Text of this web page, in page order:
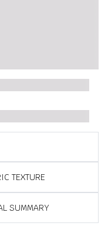
TEXTURE
SUMMARY